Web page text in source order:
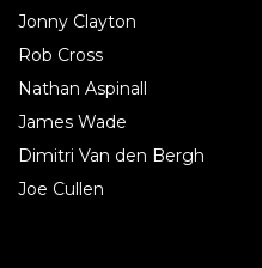
Jonny Clayton
Rob Cross
Nathan Aspinall
James Wade
Dimitri Van den Bergh
Joe Cullen